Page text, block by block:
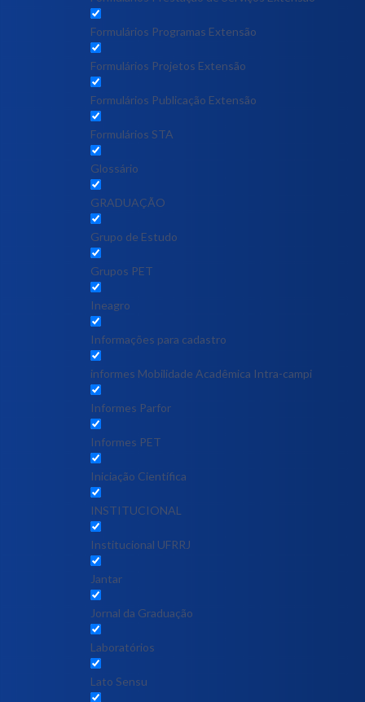
Formulários Programas Extensão
Formulários Projetos Extensão
Formulários Publicação Extensão
Formulários STA
Glossário
GRADUAÇÃO
Grupo de Estudo
Grupos PET
Ineagro
Informações para cadastro
informes Mobilidade Acadêmica Intra-campi
Informes Parfor
Informes PET
Iniciação Científica
INSTITUCIONAL
Institucional UFRRJ
Jantar
Jornal da Graduação
Laboratórios
Lato Sensu